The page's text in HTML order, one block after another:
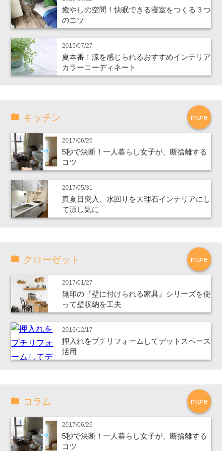
癒やしの空間！快眠できる寝室をつくる３つ
のコツ
2015/07/27
夏本番！涼を感じられるおすすめインテリア
カラーコーディネート
more
キッチン
2017/06/26
5秒で決断！一人暮らし女子が、断捨離する
コツ
2017/05/31
真夏日突入、水回りを大理石インテリアにし
て涼し気に
more
クローゼット
2017/01/27
無印の『壁に付けられる家具』シリーズを使
って壁収納を工夫
2016/12/17
押入れをプチリフォームしてデットスペース
活用
more
コラム
2017/06/26
5秒で決断！一人暮らし女子が、断捨離する
コツ